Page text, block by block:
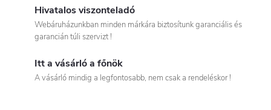
Hivatalos viszonteladó
Webáruházunkban minden márkára biztosítunk garanciális és
garancián túli szervizt !
Itt a vásárló a főnök
A vásárló mindig a legfontosabb, nem csak a rendeléskor !